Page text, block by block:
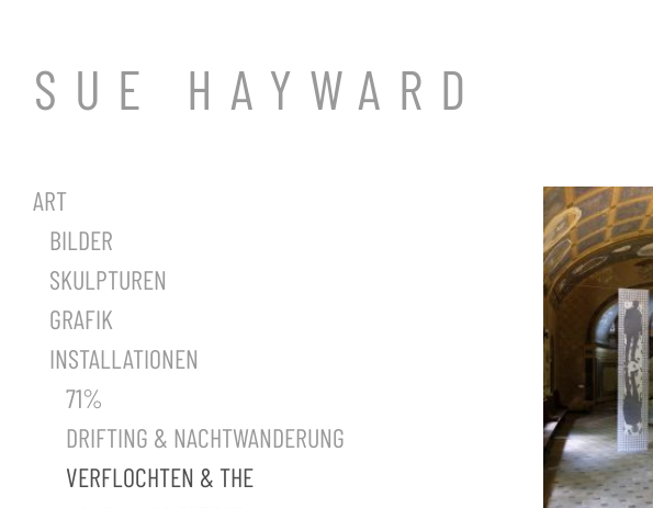
SUE HAYWARD
ART
BILDER
SKULPTUREN
GRAFIK
INSTALLATIONEN
71%
DRIFTING & NACHTWANDERUNG
VERFLOCHTEN & THE